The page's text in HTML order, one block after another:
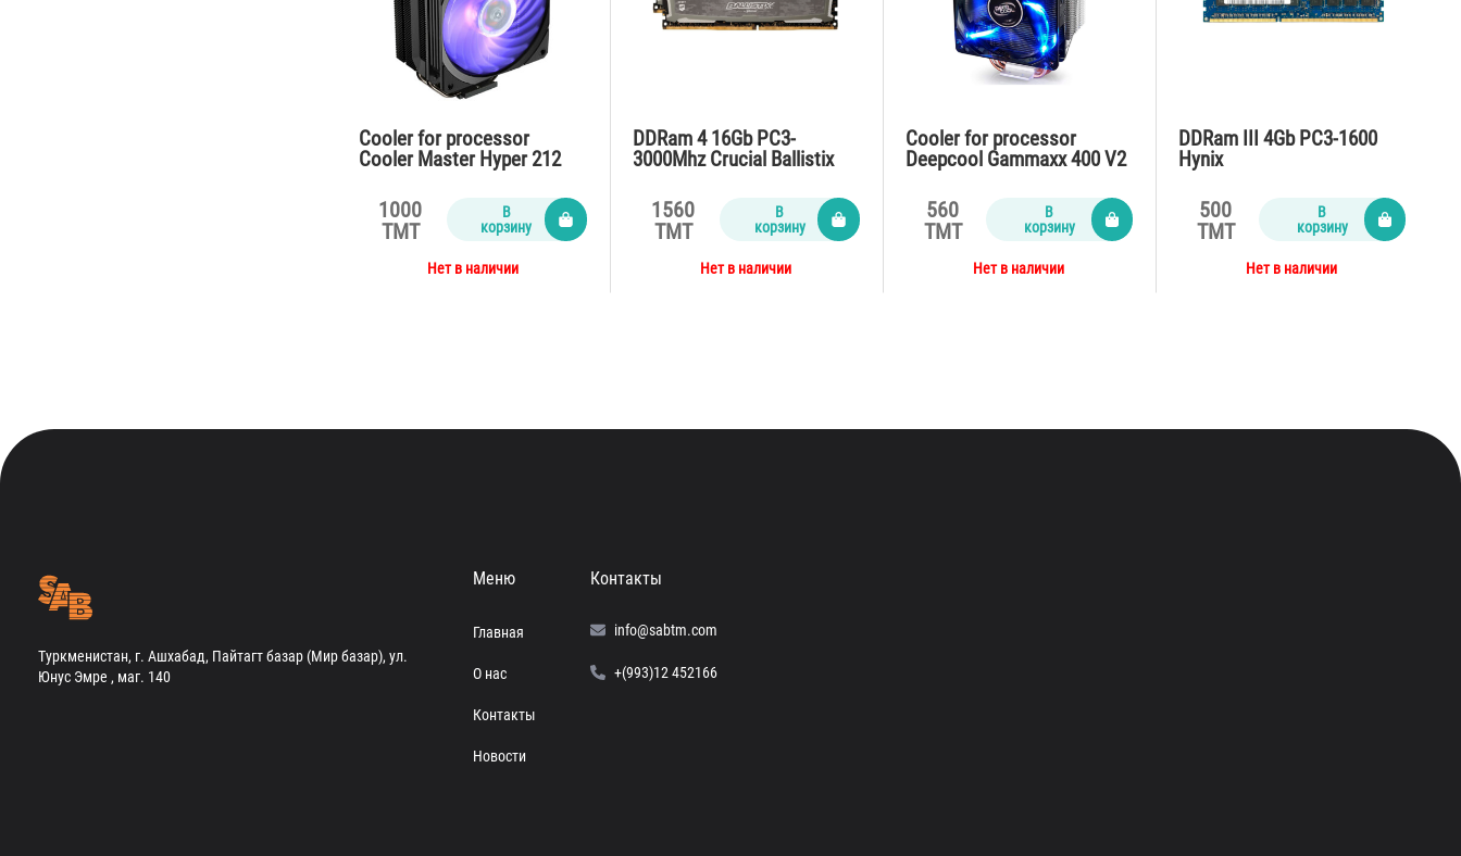
Cooler for processor
Cooler Master Hyper 212
1000
TMT
В
корзину
Нет в наличии
DDRam 4 16Gb PC3-
3000Mhz Crucial Ballistix
1560
TMT
В
корзину
Нет в наличии
Cooler for processor
Deepcool Gammaxx 400 V2
560
TMT
В
корзину
Нет в наличии
DDRam III 4Gb PC3-1600
Hynix
500
TMT
В
корзину
Нет в наличии
Туркменистан, г. Ашхабад, Пайтагт базар (Мир базар), ул.
Юнус Эмре , маг. 140
Меню
Главная
О нас
Контакты
Новости
Контакты
info@sabtm.com
+(993)12 452166